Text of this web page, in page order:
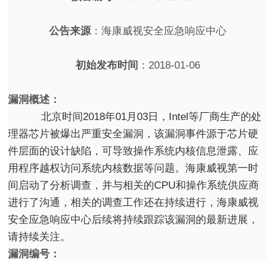
公告来源：海康威视安全应急响应中心
初始发布时间 ：2018-01-06
漏洞概述：
北京时间2018年01月03日，Intel等厂商生产的处
理器芯片被爆出严重安全漏洞，该漏洞事件源于芯片硬
件层面的设计缺陷，可导致操作系统内核信息泄露、应
用程序越权访问系统内核数据等问题。海康威视第一时
间启动了分析调查，并与相关的CPU和操作系统供应商
进行了沟通，相关的调查工作还在持续进行，海康威视
安全应急响应中心后续将持续跟踪该漏洞的最新进展，
请持续关注。
漏洞编号：